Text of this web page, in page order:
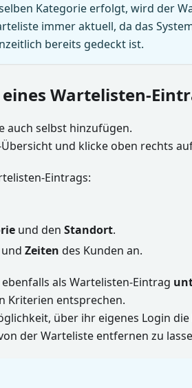
Kategorie erfolgt, wird der
immer aktuell, da das
bereits gedeckt ist.
Wartelisten-
auch selbst hinzufügen.
und klicke oben rechts
Eintrags:
und den Standort.
und Zeiten des Kunden an.
als Wartelisten-Eintrag
Kriterien entsprechen.
über ihr eigenes Login
der Warteliste entfernen zu